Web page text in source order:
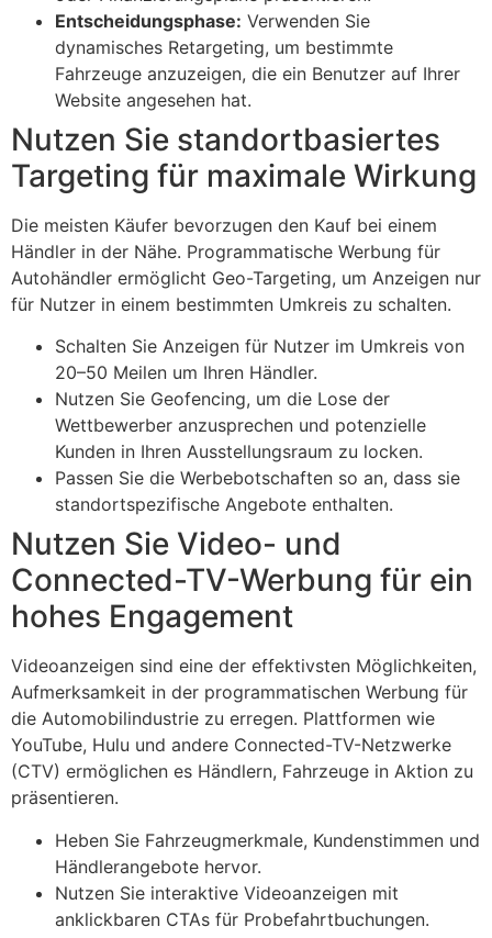
Entscheidungsphase: Verwenden Sie
dynamisches Retargeting, um bestimmte
Fahrzeuge anzuzeigen, die ein Benutzer auf Ihrer
Website angesehen hat.
Nutzen Sie standortbasiertes
Targeting für maximale Wirkung
Die meisten Käufer bevorzugen den Kauf bei einem
Händler in der Nähe. Programmatische Werbung für
Autohändler ermöglicht Geo-Targeting, um Anzeigen nur
für Nutzer in einem bestimmten Umkreis zu schalten.
Schalten Sie Anzeigen für Nutzer im Umkreis von
20–50 Meilen um Ihren Händler.
Nutzen Sie Geofencing, um die Lose der
Wettbewerber anzusprechen und potenzielle
Kunden in Ihren Ausstellungsraum zu locken.
Passen Sie die Werbebotschaften so an, dass sie
standortspezifische Angebote enthalten.
Nutzen Sie Video- und
Connected-TV-Werbung für ein
hohes Engagement
Videoanzeigen sind eine der effektivsten Möglichkeiten,
Aufmerksamkeit in der programmatischen Werbung für
die Automobilindustrie zu erregen. Plattformen wie
YouTube, Hulu und andere Connected-TV-Netzwerke
(CTV) ermöglichen es Händlern, Fahrzeuge in Aktion zu
präsentieren.
Heben Sie Fahrzeugmerkmale, Kundenstimmen und
Händlerangebote hervor.
Nutzen Sie interaktive Videoanzeigen mit
anklickbaren CTAs für Probefahrtbuchungen.